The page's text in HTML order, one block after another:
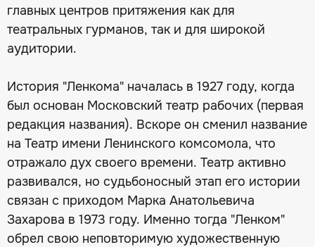
главных центров притяжения как для
театральных гурманов, так и для широкой
аудитории.
История "Ленкома" началась в 1927 году, когда
был основан Московский театр рабочих (первая
редакция названия). Вскоре он сменил название
на Театр имени Ленинского комсомола, что
отражало дух своего времени. Театр активно
развивался, но судьбоносный этап его истории
связан с приходом Марка Анатольевича
Захарова в 1973 году. Именно тогда "Ленком"
обрел свою неповторимую художественную